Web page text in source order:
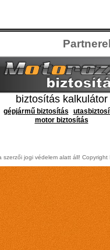
biztosítás kalkulátor
gépjármű biztosítás
motor biztosítás
szerzői jogi védelem alatt áll!